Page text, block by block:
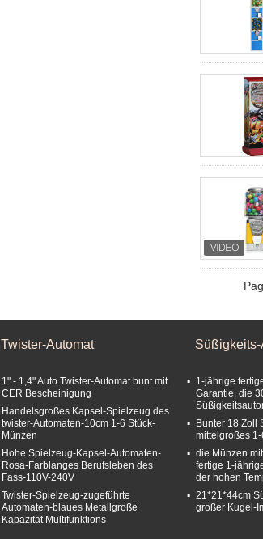
Twister-Automat
1" - 1,4" Auto Twister-Automat bunt mit
CER Bescheinigung
Handelsgroßes Kapsel-Spielzeug des
twister-Automaten-10cm 1-6 Stück-
Münzen
Hohe Spielzeug-Kapsel-Automaten-
Rosa-Farblanges Berufsleben des
Fass-110V-240V
Twister-Spielzeug-zugeführte
Automaten-blaues Metallgroße
Kapazität Multifunktions
1-jährige
Garantie, die
Bunter 18 Zoll
mittelgroßes
die Münzen
fertige 1-
der hohen
21*21*44cm
großer Kugel-